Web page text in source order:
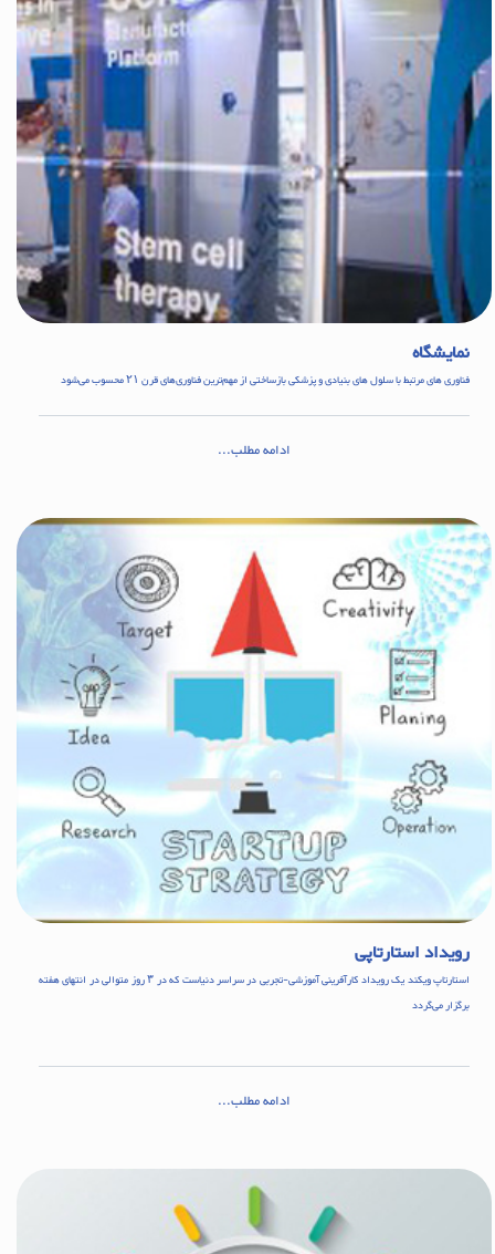
نمایشگاه
فناوری های مرتبط با سلول های بنیادی و پزشکی بازساختی از مهم‌ترین فناوری‌های قرن ۲۱ محسوب می‌شود
ادامه مطلب...
رویداد استارتاپی
استارتاپ ویکند یک رویداد کارآفرینی آموزشی-تجربی در سراسر دنیاست که در ۳ روز متوالی در انتهای هفته
بر‌گزار می‌گردد
ادامه مطلب...